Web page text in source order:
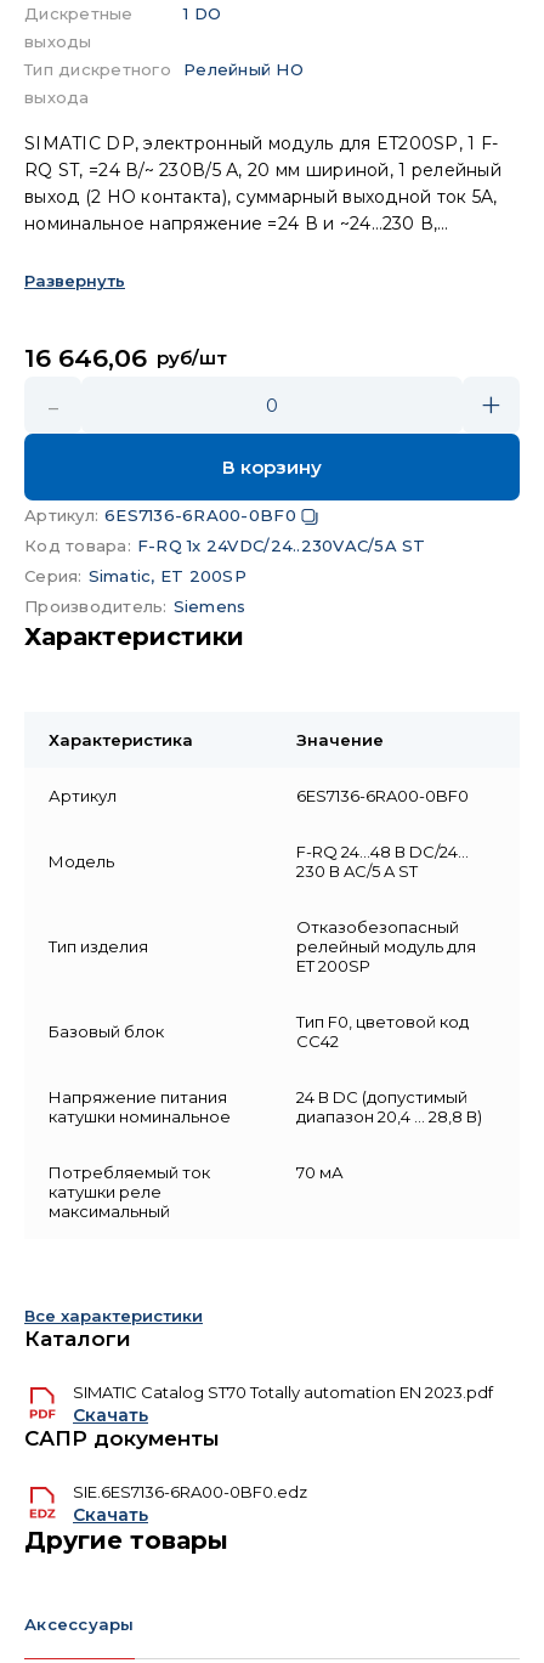
Дискретные
выходы
1 DO
Тип дискретного
выхода
Релейный НО
SIMATIC DP, электронный модуль для ET200SP, 1 F-
RQ ST, =24 В/~ 230В/5 А, 20 мм шириной, 1 релейный
выход (2 НО контакта), суммарный выходной ток 5A,
номинальное напряжение =24 В и ~24…230 В,
(IEC61508: 2010), если управляется F-DQ (например,
Развернуть
16 646,06 руб/шт
- 0 +
В корзину
Артикул: 6ES7136-6RA00-0BF0
Код товара: F-RQ 1x 24VDC/24..230VAC/5A ST
Серия: Simatic, ET 200SP
Производитель: Siemens
Характеристики
Характеристика Значение
Артикул 6ES7136-6RA00-0BF0
Модель
F-RQ 24…48 В DC/24…
230 В AC/5 A ST
Тип изделия
Отказобезопасный
релейный модуль для
ET 200SP
Базовый блок
Тип F0, цветовой код
CC42
Напряжение питания
катушки номинальное
24 В DC (допустимый
диапазон 20,4 … 28,8 В)
Потребляемый ток
катушки реле
максимальный
70 мА
Все характеристики
Каталоги
SIMATIC Catalog ST70 Totally automation EN 2023.pdf
Скачать
САПР документы
SIE.6ES7136-6RA00-0BF0.edz
Скачать
Другие товары
Аксессуары